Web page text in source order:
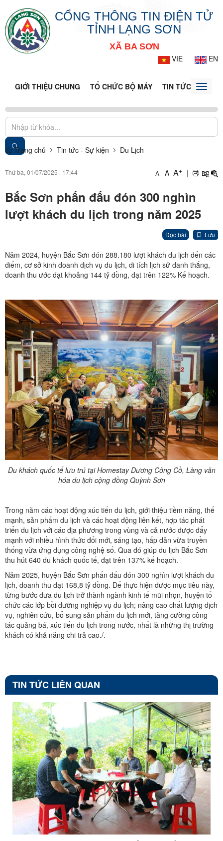
CỔNG THÔNG TIN ĐIỆN TỬ
TỈNH LẠNG SƠN
XÃ BA SƠN
VIE
EN
GIỚI THIỆU CHUNG TỔ CHỨC BỘ MÁY TIN TỨC - SỰToggle
Trang chủ Tin tức - Sự kiện Du Lịch
Thứ ba, 01/07/2025 | 17:44 A- A A+ |
Bắc Sơn phấn đấu đón 300 nghìn
lượt khách du lịch trong năm 2025
Đọc bài Lưu
Năm 2024, huyện Bắc Sơn đón 288.180 lượt khách du lịch đến các
điểm, cơ sở kinh doanh dịch vụ du lịch, di tích lịch sử danh thắng,
doanh thu ước đạt khoảng 144 tỷ đồng, đạt trên 122% Kế hoạch.
Du khách quốc tếlưu trú tại Homestay Dương Công Cồ, Làng văn
hóa du lịch cộng đồng Quỳnh Sơn
Trong năm các hoạt động xúc tiến du lịch, giới thiệu tiềm năng, thế
mạnh, sản phẩm du lịch và các hoạt động liên kết, hợp tác phát
triển du lịch với các địa phương trong vùng và cả nước được đẩy
mạnh với nhiều hình thức đổi mới, sáng tạo, hấp dẫn vừa truyền
thống vừa ứng dụng công nghệ số. Qua đó giúp du lịch Bắc Sơn
thu hút 640 du khách quốc tế, đạt trên 137% kế hoạch.
Năm 2025, huyện Bắc Sơn phấn đấu đón 300 nghìn lượt khách du
lịch, doanh thu đạt 168,8 tỷ đồng. Để thực hiện được mục tiêu này,
từng bước đưa du lịch trở thành ngành kinh tế mũi nhọn, huyện tổ
chức các lớp bồi dưỡng nghiệp vụ du lịch; nâng cao chất lượng dịch
vụ, nghiên cứu, bổ sung sản phẩm du lịch mới, tăng cường công
tác quảng bá, xúc tiến du lịch trong nước, nhất là những thị trường
khách có khả năng chi trả cao./.
TIN TỨC LIÊN QUAN